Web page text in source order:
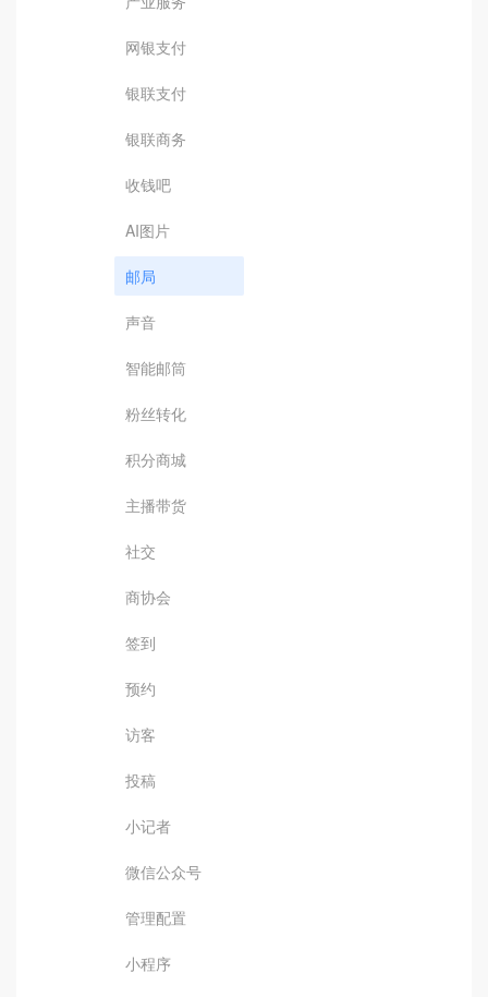
网银支付
银联支付
银联商务
收钱吧
AI图片
邮局
声音
智能邮筒
粉丝转化
积分商城
主播带货
社交
商协会
签到
预约
访客
投稿
小记者
微信公众号
管理配置
小程序